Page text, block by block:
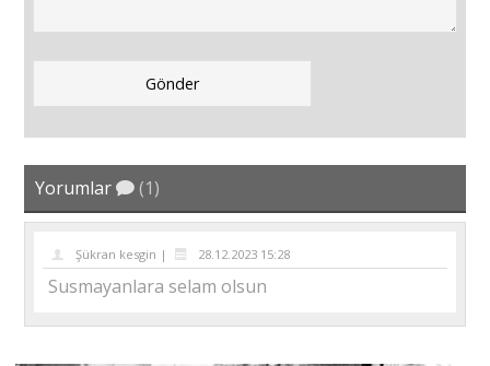
Yorumlar (1)
Şükran kesgin | 28.12.2023 15:28
Susmayanlara selam olsun